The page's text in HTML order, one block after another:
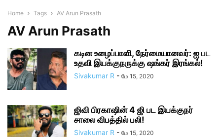
Home Tags AV Arun Prasath
AV Arun Prasath
கடின உழைப்பாளி, நேர்மையானவர்: ஐ பட
உதவி இயக்குநருக்கு ஷங்கர் இரங்கல்!
Sivakumar R - மே 15, 2020
ஜிவி பிரகாஷின் 4 ஜி பட இயக்குநர்
சாலை விபத்தில் பலி!
Sivakumar R - மே 15, 2020